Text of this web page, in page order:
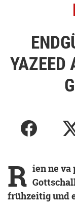
R ien ne va
frühzeitig und